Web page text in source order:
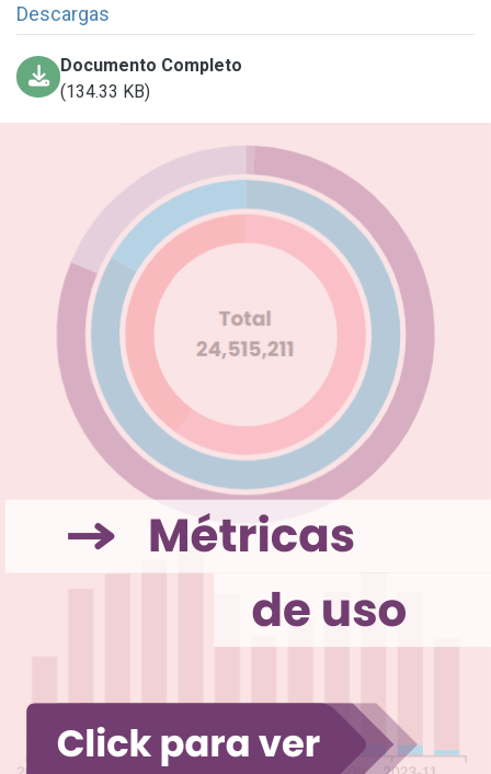
Descargas
Documento Completo
(134.33 KB)